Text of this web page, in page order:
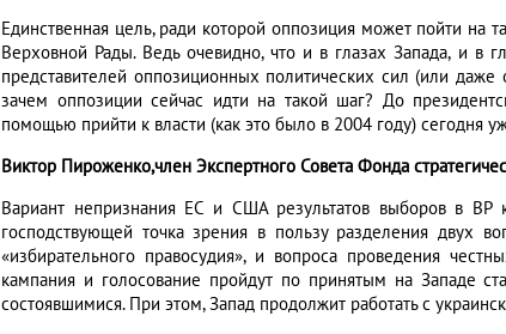
Единственная цель, ради которой оппозиция может пойти на
Верховной Рады. Ведь очевидно, что и в глазах Запада, и в
представителей оппозиционных политических сил (или
зачем оппозиции сейчас идти на такой шаг? До
помощью прийти к власти (как это было в 2004 году) сегодня
Виктор Пироженко,член Экспертного Совета Фонда
Вариант непризнания ЕС и США результатов выборов в ВР
господствующей точка зрения в пользу разделения двух
«избирательного правосудия», и вопроса проведения
кампания и голосование пройдут по принятым на Западе
состоявшимися. При этом, Запад продолжит работать с